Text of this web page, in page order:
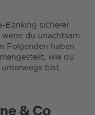
Banking sicherer
du unachtsam
Folgenden haben
wie du
bist.
& Co